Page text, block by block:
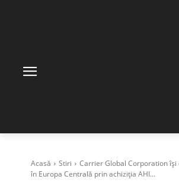
Acasă Stiri
Carrier Global Corporation
în Europa Centrală prin achiziția AHI...